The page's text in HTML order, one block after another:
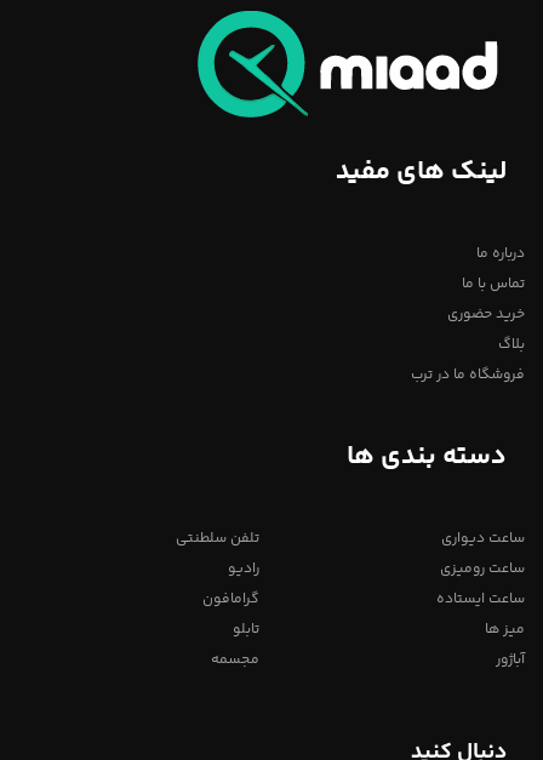
لینک های مفید
درباره ما
تماس با ما
خرید حضوری
بلاگ
فروشگاه ما در ترب
دسته بندی ها
ساعت دیواری
ساعت رومیزی
ساعت ایستاده
میز ها
آباژور
تلفن سلطنتی
رادیو
گرامافون
تابلو
مجسمه
دنبال کنید